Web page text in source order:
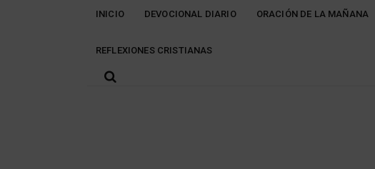
INICIO DEVOCIONAL DIARIO ORACIÓN DE LA MAÑANA
REFLEXIONES CRISTIANAS